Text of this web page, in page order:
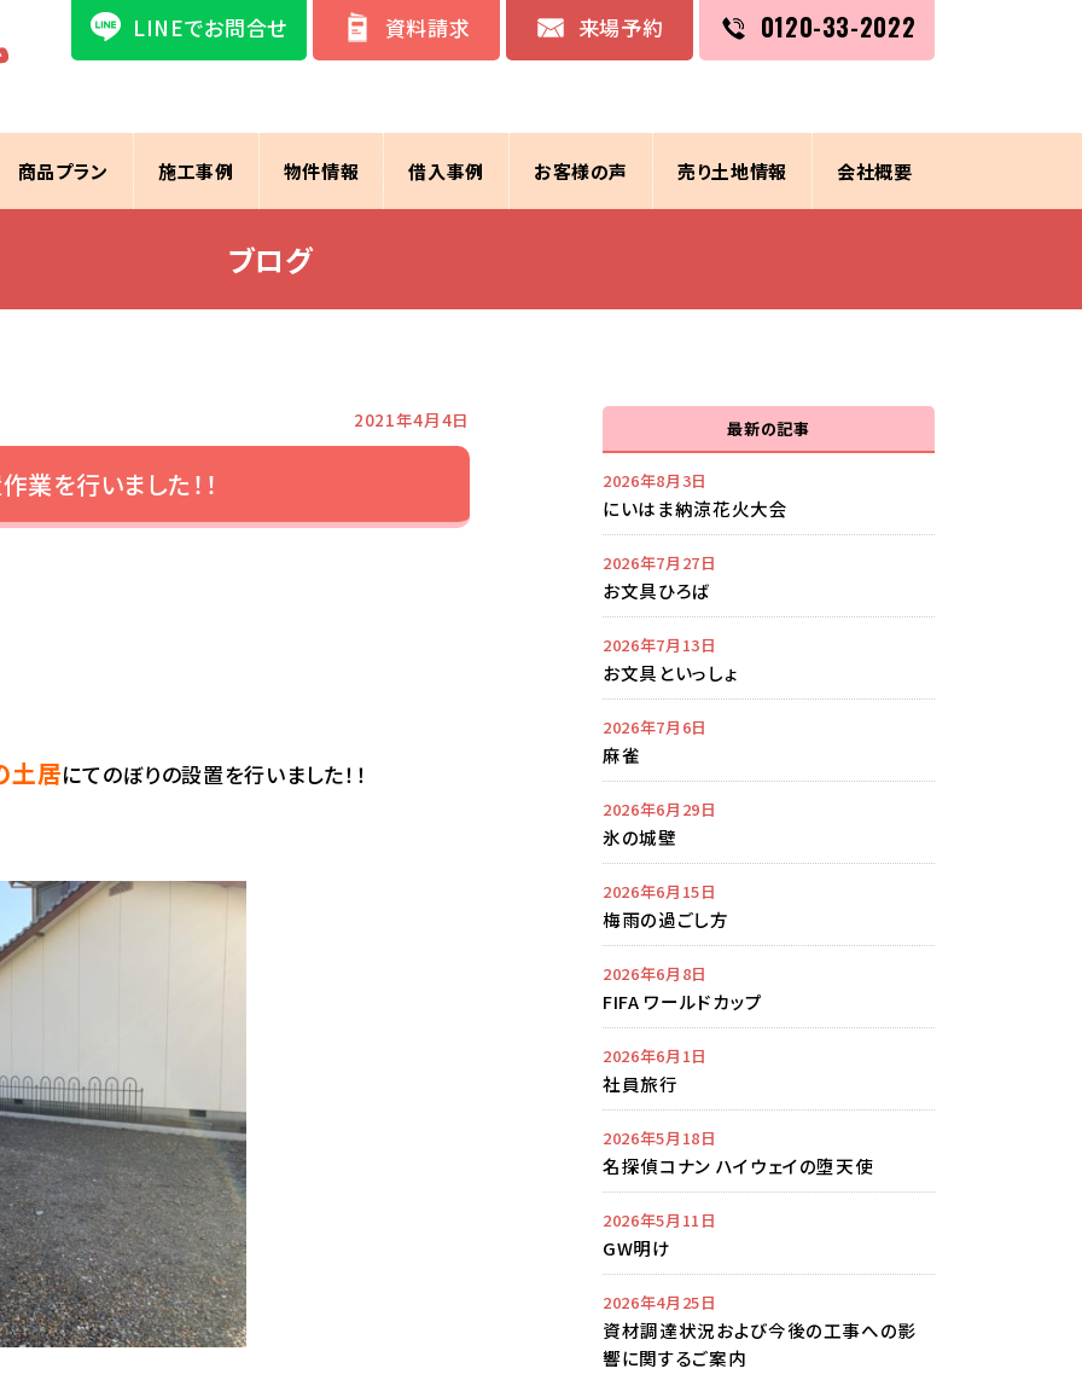
LINEでお問合せ 資料請求 来場予約 0120-33-2022
商品プラン 施工事例 物件情報 借入事例 お客様の声 売り土地情報 会社概要
ブログ
2021年4月4日
業を行いました！！
土居にてのぼりの設置を行いました！！
最新の記事
2026年8月3日
にいはま納涼花火大会
2026年7月27日
お文具ひろば
2026年7月13日
お文具といっしょ
2026年7月6日
麻雀
2026年6月29日
氷の城壁
2026年6月15日
梅雨の過ごし方
2026年6月8日
FIFA ワールドカップ
2026年6月1日
社員旅行
2026年5月18日
名探偵コナン ハイウェイの堕天使
2026年5月11日
GW明け
2026年4月25日
資材調達状況および今後の工事への影
響に関するご案内